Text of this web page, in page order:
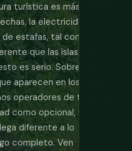
turística es más delgada,
la electricidad se
estafas, tal como es,
que las islas resort
es serio. Sobrecargos
aparecen en los puntos
operadores de tours que
como opcional, un
diferente a lo
completo. Ven